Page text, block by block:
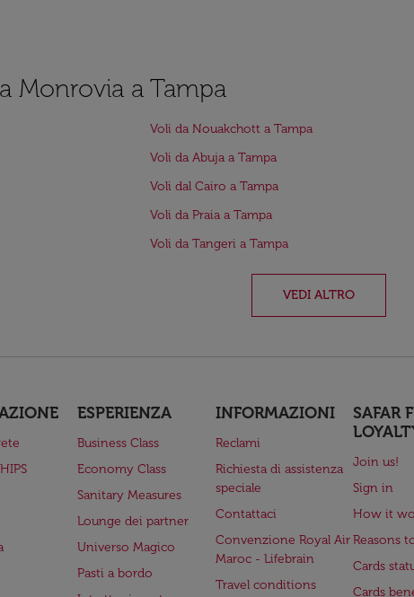
Monrovia a Tampa
Voli da Nouakchott a Tampa
Voli da Abuja a Tampa
Voli dal Cairo a Tampa
Voli da Praia a Tampa
Voli da Tangeri a Tampa
VEDI ALTRO
ESPERIENZA
Business Class
Economy Class
Sanitary Measures
Lounge dei partner
Universo Magico
Pasti a bordo
INFORMAZIONI
Reclami
Richiesta di assistenza
speciale
Contattaci
Convenzione Royal Air
Maroc - Lifebrain
Travel conditions
SAFAR
Join us!
Sign in
How it
Reasons
Cards
Cards